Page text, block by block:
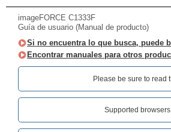
imageFORCE C1333F
Guía de usuario (Manual de producto)
Si no encuentra lo que busca, puede
Encontrar manuales para otros
Please be sure to read
Supported browsers